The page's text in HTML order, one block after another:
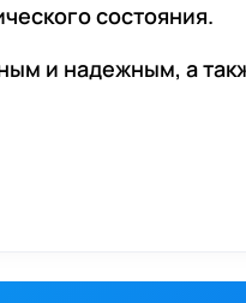
состояния.
и надежным, а